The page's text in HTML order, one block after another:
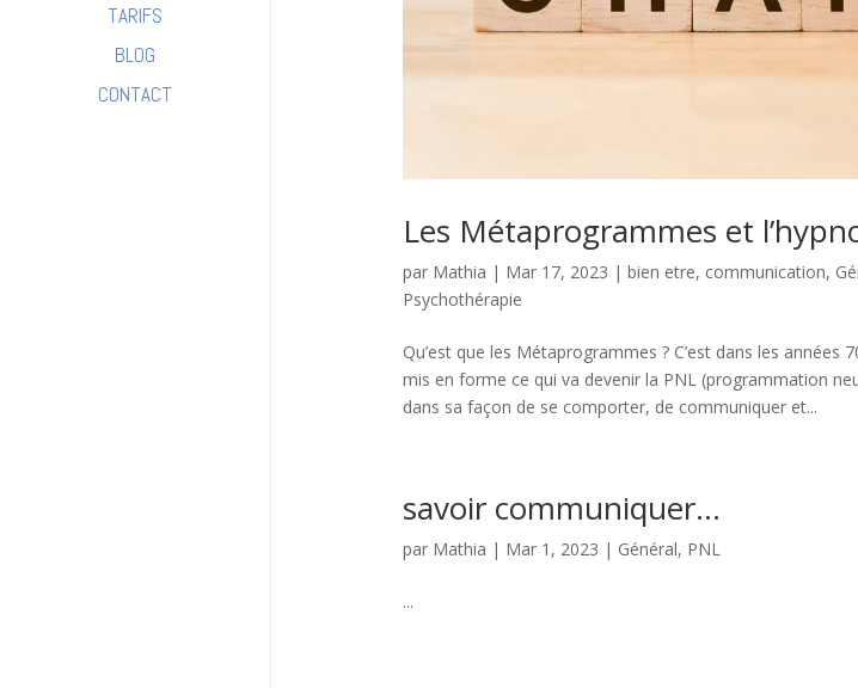
TARIFS
BLOG
CONTACT
Les Métaprogrammes et
par Mathia | Mar 17, 2023 | bien etre, communication,
Psychothérapie
Qu’est que les Métaprogrammes ? C’est dans les années
mis en forme ce qui va devenir la PNL (programmation
dans sa façon de se comporter, de communiquer et...
savoir communiquer…
par Mathia | Mar 1, 2023 | Général, PNL
...